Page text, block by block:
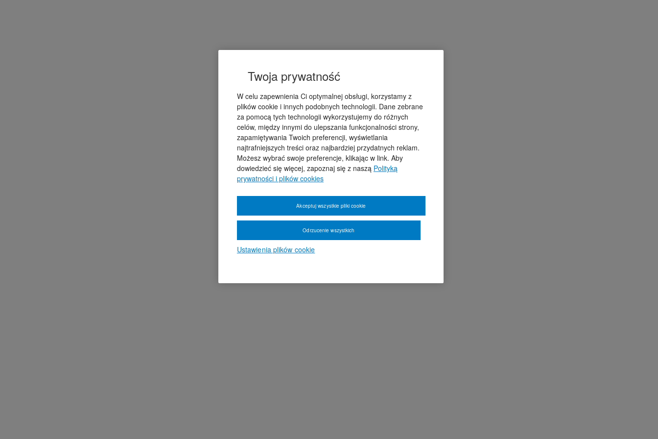
Twoja prywatność
W celu zapewnienia Ci optymalnej obsługi, korzystamy z
plików cookie i innych podobnych technologii. Dane zebrane
za pomocą tych technologii wykorzystujemy do różnych
celów, między innymi do ulepszania funkcjonalności strony,
zapamiętywania Twoich preferencji, wyświetlania
najtrafniejszych treści oraz najbardziej przydatnych reklam.
Możesz wybrać swoje preferencje, klikając w link. Aby
dowiedzieć się więcej, zapoznaj się z naszą Polityką
prywatności i plików cookies
Ustawienia plików cookie
Odrzucenie wszystkich
Akceptuj wszystkie pliki cookie